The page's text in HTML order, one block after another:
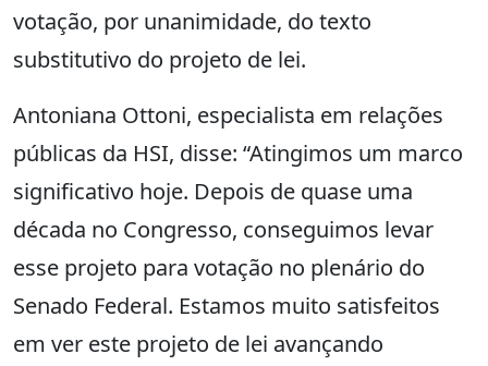
votação, por unanimidade, do texto
substitutivo do projeto de lei.
Antoniana Ottoni, especialista em relações
públicas da HSI, disse: “Atingimos um marco
significativo hoje. Depois de quase uma
década no Congresso, conseguimos levar
esse projeto para votação no plenário do
Senado Federal. Estamos muito satisfeitos
em ver este projeto de lei avançando